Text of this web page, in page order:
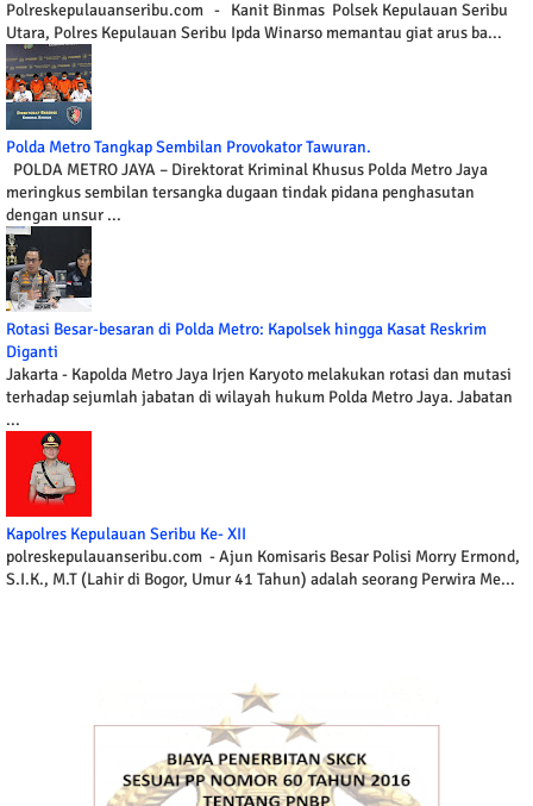
Polreskepulauanseribu.com - Kanit Binmas Polsek Kepulauan Seribu
Utara, Polres Kepulauan Seribu Ipda Winarso memantau giat arus ba...
Polda Metro Tangkap Sembilan Provokator Tawuran.
POLDA METRO JAYA – Direktorat Kriminal Khusus Polda Metro Jaya
meringkus sembilan tersangka dugaan tindak pidana penghasutan
dengan unsur ...
Rotasi Besar-besaran di Polda Metro: Kapolsek hingga Kasat Reskrim
Diganti
Jakarta - Kapolda Metro Jaya Irjen Karyoto melakukan rotasi dan mutasi
terhadap sejumlah jabatan di wilayah hukum Polda Metro Jaya. Jabatan
...
Kapolres Kepulauan Seribu Ke- XII
polreskepulauanseribu.com - Ajun Komisaris Besar Polisi Morry Ermond,
S.I.K., M.T (Lahir di Bogor, Umur 41 Tahun) adalah seorang Perwira Me...